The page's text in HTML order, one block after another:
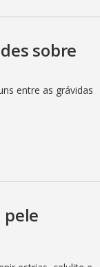
sobre
entre as grávidas
pele